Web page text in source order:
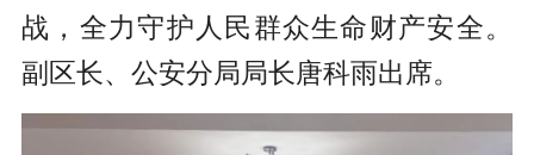
战，全力守护人民群众生命财产安全。
副区长、公安分局局长唐科雨出席。